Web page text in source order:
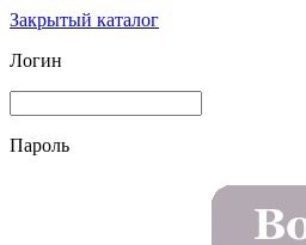
Закрытый каталог
Логин
Пароль